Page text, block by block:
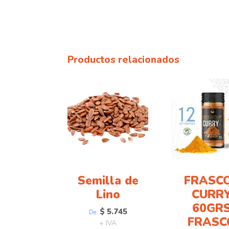
Productos relacionados
Semilla de
Lino
De: $ 5.745
+ IVA
producto
tiene
múltiples
variantes.
pueden